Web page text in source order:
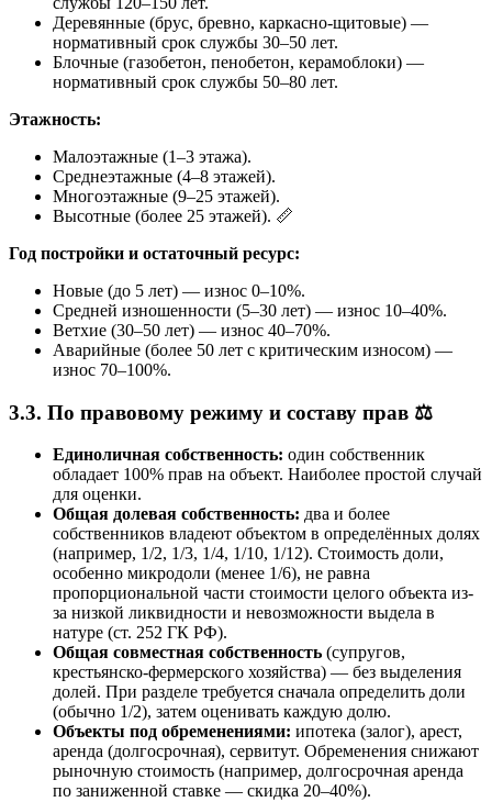
Деревянные (брус, бревно, каркасно-щитовые) —
нормативный срок службы 30–50 лет.
Блочные (газобетон, пенобетон, керамоблоки) —
нормативный срок службы 50–80 лет.
Этажность:
Малоэтажные (1–3 этажа).
Среднеэтажные (4–8 этажей).
Многоэтажные (9–25 этажей).
Высотные (более 25 этажей). 📏
Год постройки и остаточный ресурс:
Новые (до 5 лет) — износ 0–10%.
Средней изношенности (5–30 лет) — износ 10–40%.
Ветхие (30–50 лет) — износ 40–70%.
Аварийные (более 50 лет с критическим износом) —
износ 70–100%.
3.3. По правовому режиму и составу прав ⚖️
Единоличная собственность: один собственник
обладает 100% прав на объект. Наиболее простой случай
для оценки.
Общая долевая собственность: два и более
собственников владеют объектом в определённых долях
(например, 1/2, 1/3, 1/4, 1/10, 1/12). Стоимость доли,
особенно микродоли (менее 1/6), не равна
пропорциональной части стоимости целого объекта из-
за низкой ликвидности и невозможности выдела в
натуре (ст. 252 ГК РФ).
Общая совместная собственность (супругов,
крестьянско-фермерского хозяйства) — без выделения
долей. При разделе требуется сначала определить доли
(обычно 1/2), затем оценивать каждую долю.
Объекты под обременениями: ипотека (залог), арест,
аренда (долгосрочная), сервитут. Обременения снижают
рыночную стоимость (например, долгосрочная аренда
по заниженной ставке — скидка 20–40%).